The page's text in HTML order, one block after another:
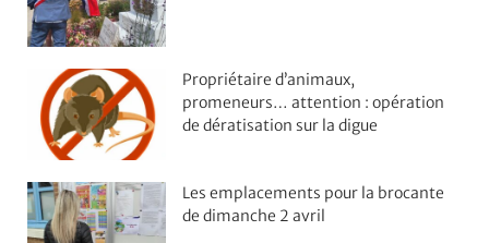
Propriétaire d’animaux,
promeneurs… attention : opération
de dératisation sur la digue
Les emplacements pour la brocante
de dimanche 2 avril